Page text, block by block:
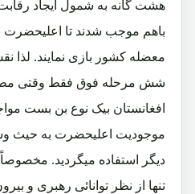
هشت گانه به شمول ایجاد
باهم موجب شدند تا اعلیحضرت
معضله کشور بازی نمایند. لذا
شش مرحله فوق فقط وقتی
افغانستان بیک نوع بن بست
موجودیت اعلیحضرت به حیث
دیگر استفاده میگردید.
تنها از نظر توانائی رهبری و